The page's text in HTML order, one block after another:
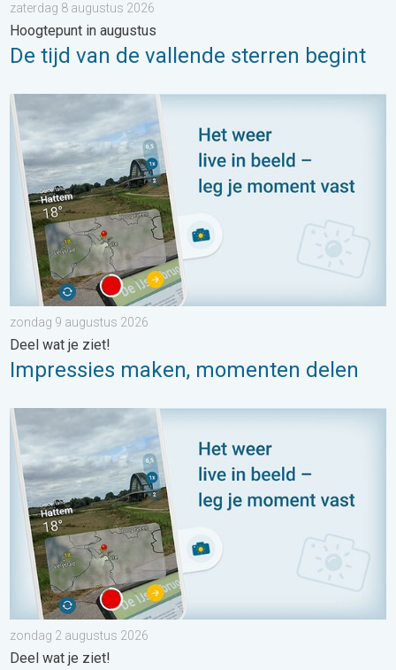
zaterdag 8 augustus 2026
Hoogtepunt in augustus
De tijd van de vallende sterren begint
Impressies maken, momenten delen. Deel wat je ziet!. . .
zondag 9 augustus 2026
Deel wat je ziet!
Impressies maken, momenten delen
Impressies maken, momenten delen. Deel wat je ziet!. . .
zondag 2 augustus 2026
Deel wat je ziet!